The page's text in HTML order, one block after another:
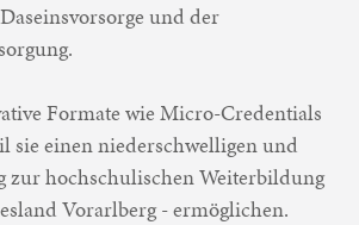
und der
Formate wie Micro-Credentials
sie einen niederschwelligen und
zur hochschulischen Weiterbildung
Vorarlberg - ermöglichen.